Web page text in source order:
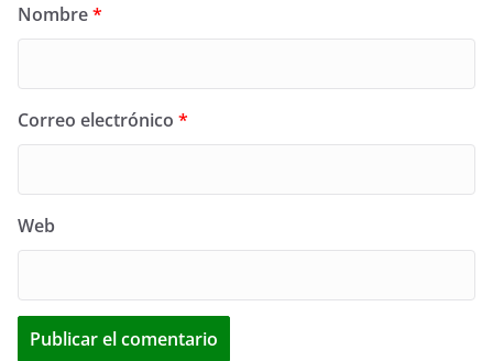
Nombre*
Correo electrónico *
Web